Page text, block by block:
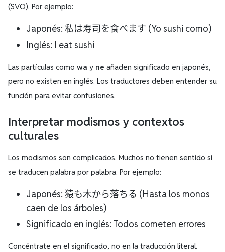
(SVO). Por ejemplo:
Japonés: 私は寿司を食べます (Yo sushi como)
Inglés: I eat sushi
Las partículas como wa y ne añaden significado en japonés,
pero no existen en inglés. Los traductores deben entender su
función para evitar confusiones.
Interpretar modismos y contextos
culturales
Los modismos son complicados. Muchos no tienen sentido si
se traducen palabra por palabra. Por ejemplo:
Japonés: 猿も木から落ちる (Hasta los monos
caen de los árboles)
Significado en inglés: Todos cometen errores
Concéntrate en el significado, no en la traducción literal.